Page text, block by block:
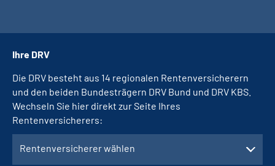
Ihre DRV
Die DRV besteht aus 14 regionalen Rentenversicherern
und den beiden Bundesträgern DRV Bund und DRV KBS.
Wechseln Sie hier direkt zur Seite Ihres
Rentenversicherers:
Rentenversicherer wählen